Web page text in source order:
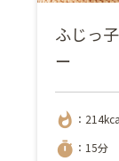
ふじっ
ー
whatshot ：
timer ：15分